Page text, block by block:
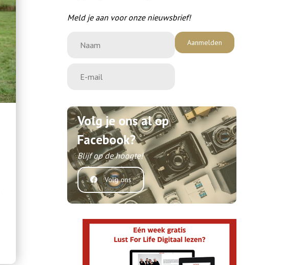
Meld je aan voor onze nieuwsbrief!
Aanmelden
Volg je ons al op
Facebook?
Blijf op de hoogte!
Volg ons